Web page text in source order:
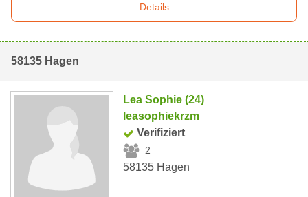
Details
58135 Hagen
Lea Sophie (24)
leasophiekrzm
Verifiziert
2
58135 Hagen